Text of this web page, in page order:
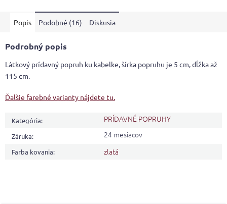
Popis Podobné (16) Diskusia
Podrobný popis
Látkový prídavný popruh ku kabelke, šírka popruhu je 5 cm, dĺžka až
115 cm.
Ďalšie farebné varianty nájdete tu.
Kategória: PRÍDAVNÉ POPRUHY
Záruka: 24 mesiacov
Farba kovania: zlatá